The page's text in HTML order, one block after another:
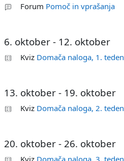
Forum Pomoč in vprašanja
6. oktober - 12. oktober
Kviz Domača naloga, 1. teden
13. oktober - 19. oktober
Kviz Domača naloga, 2. teden
20. oktober - 26. oktober